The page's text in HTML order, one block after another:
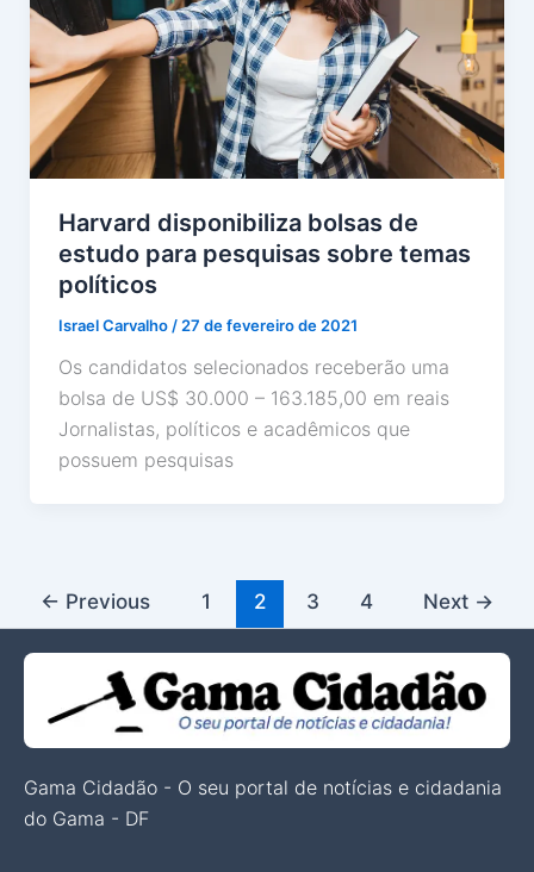
Harvard disponibiliza bolsas de
estudo para pesquisas sobre temas
políticos
Israel Carvalho/27 de fevereiro de 2021
Os candidatos selecionados receberão uma
bolsa de US$ 30.000 – 163.185,00 em reais
Jornalistas, políticos e acadêmicos que
possuem pesquisas
← Previous 1 2 3 4 Next →
Gama Cidadão - O seu portal de notícias e cidadania
do Gama - DF